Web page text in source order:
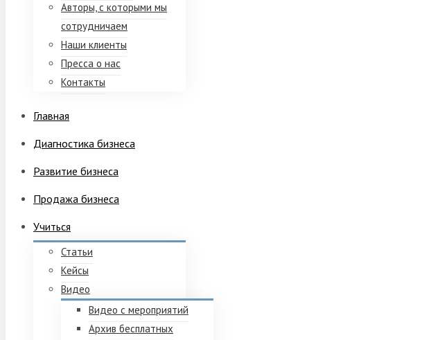
Авторы, с которыми мы
сотрудничаем
Наши клиенты
Пресса о нас
Контакты
Главная
Диагностика бизнеса
Развитие бизнеса
Продажа бизнеса
Учиться
Статьи
Кейсы
Видео
Видео с мероприятий
Архив бесплатных